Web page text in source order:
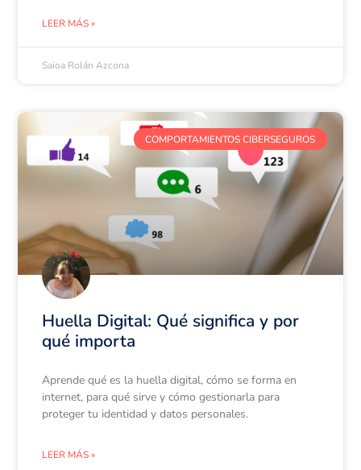
LEER MÁS »
Saioa Rolán Azcona
COMPORTAMIENTOS CIBERSEGUROS
Huella Digital: Qué significa y por
qué importa
Aprende qué es la huella digital, cómo se forma en
internet, para qué sirve y cómo gestionarla para
proteger tu identidad y datos personales.
LEER MÁS »